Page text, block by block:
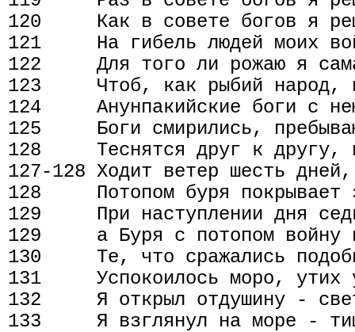
120     Как в совете богов я
121     На гибель людей моих
122     Для того ли рожаю я
123     Чтоб, как рыбий народ,
124     Анунпакийские боги с
125     Боги смирились,
128     Теснятся друг к другу,
127-128 Ходит ветер шесть
128     Потопом буря покрывает
129     При наступлении дня
129     а Буря с потопом войну
130     Те, что сражались
131     Успокоилось моро, утих
132     Я открыл отдушину -
133     Я взглянул на море -